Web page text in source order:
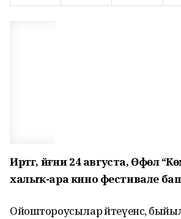
Иртәгә, йәғни 24 августа, Өфөлә
халыҡ-ара кино фестивале
Ойоштороусылар әйтеүенсә,